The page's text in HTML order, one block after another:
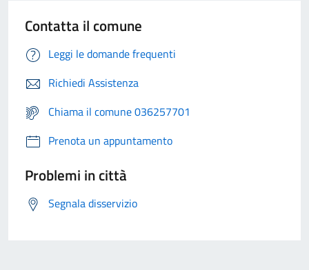
Contatta il comune
Leggi le domande frequenti
Richiedi Assistenza
Chiama il comune 036257701
Prenota un appuntamento
Problemi in città
Segnala disservizio